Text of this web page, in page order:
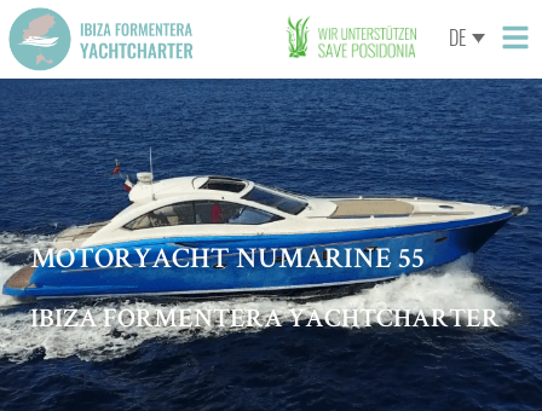
DE
MOTORYACHT NUMARINE 55
IBIZA FORMENTERA YACHTCHARTER